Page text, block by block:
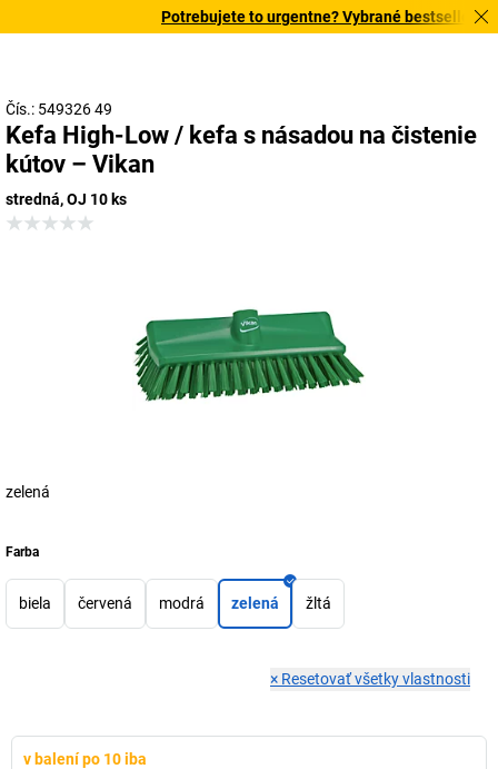
Potrebujete to urgentne? Vybrané bestsellery
Čís.: 549326 49
Kefa High-Low / kefa s násadou na čistenie
kútov – Vikan
stredná, OJ 10 ks
zelená
Farba
biela červená modrá zelená žltá
× Resetovať všetky vlastnosti
v balení po 10 iba